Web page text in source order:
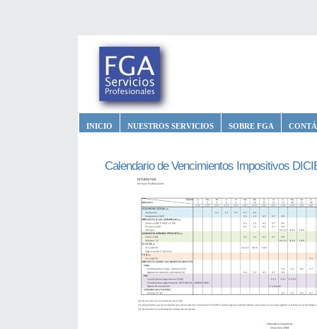
INICIO NUESTROS SERVICIOS SOBRE FGA
Calendario de Vencimientos Impositivos